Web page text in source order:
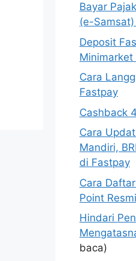
Bayar
(e-
Deposit
Minimarket
Cara
Fastpay
Cashback
Cara
Mandiri,
di Fastpay
Cara
Point
Hindari
baca)